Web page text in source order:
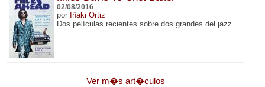
02/08/2016
por Iñaki Ortiz
Dos películas recientes sobre dos grandes del jazz
Ver m�s art�culos